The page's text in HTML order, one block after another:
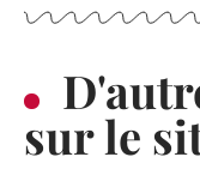
sur le